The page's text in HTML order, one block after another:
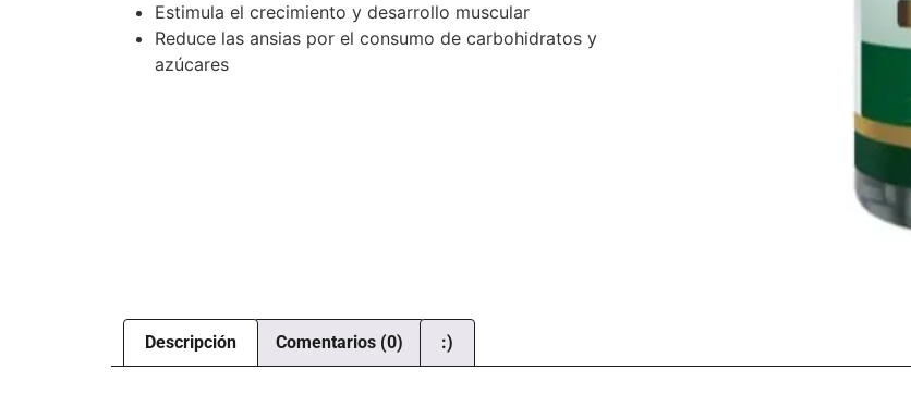
Estimula el crecimiento y desarrollo muscular
Reduce las ansias por el consumo de carbohidratos y
azúcares
Descripción Comentarios (0) :)